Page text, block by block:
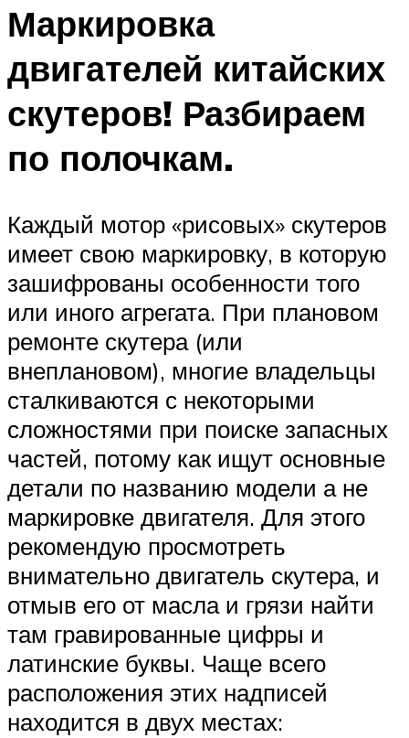
Маркировка
двигателей китайских
скутеров! Разбираем
по полочкам.
Каждый мотор «рисовых» скутеров
имеет свою маркировку, в которую
зашифрованы особенности того
или иного агрегата. При плановом
ремонте скутера (или
внеплановом), многие владельцы
сталкиваются с некоторыми
сложностями при поиске запасных
частей, потому как ищут основные
детали по названию модели а не
маркировке двигателя. Для этого
рекомендую просмотреть
внимательно двигатель скутера, и
отмыв его от масла и грязи найти
там гравированные цифры и
латинские буквы. Чаще всего
расположения этих надписей
находится в двух местах: